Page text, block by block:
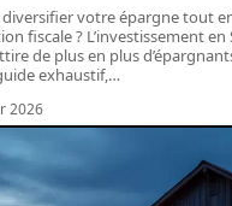
votre épargne tout
fiscale ? L’investissement en
de plus en plus
exhaustif,…
2026